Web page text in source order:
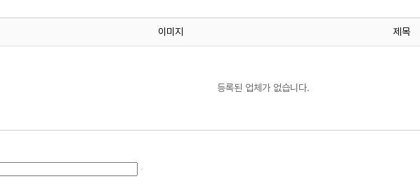
이미지 제목
등록된 업체가 없습니다.